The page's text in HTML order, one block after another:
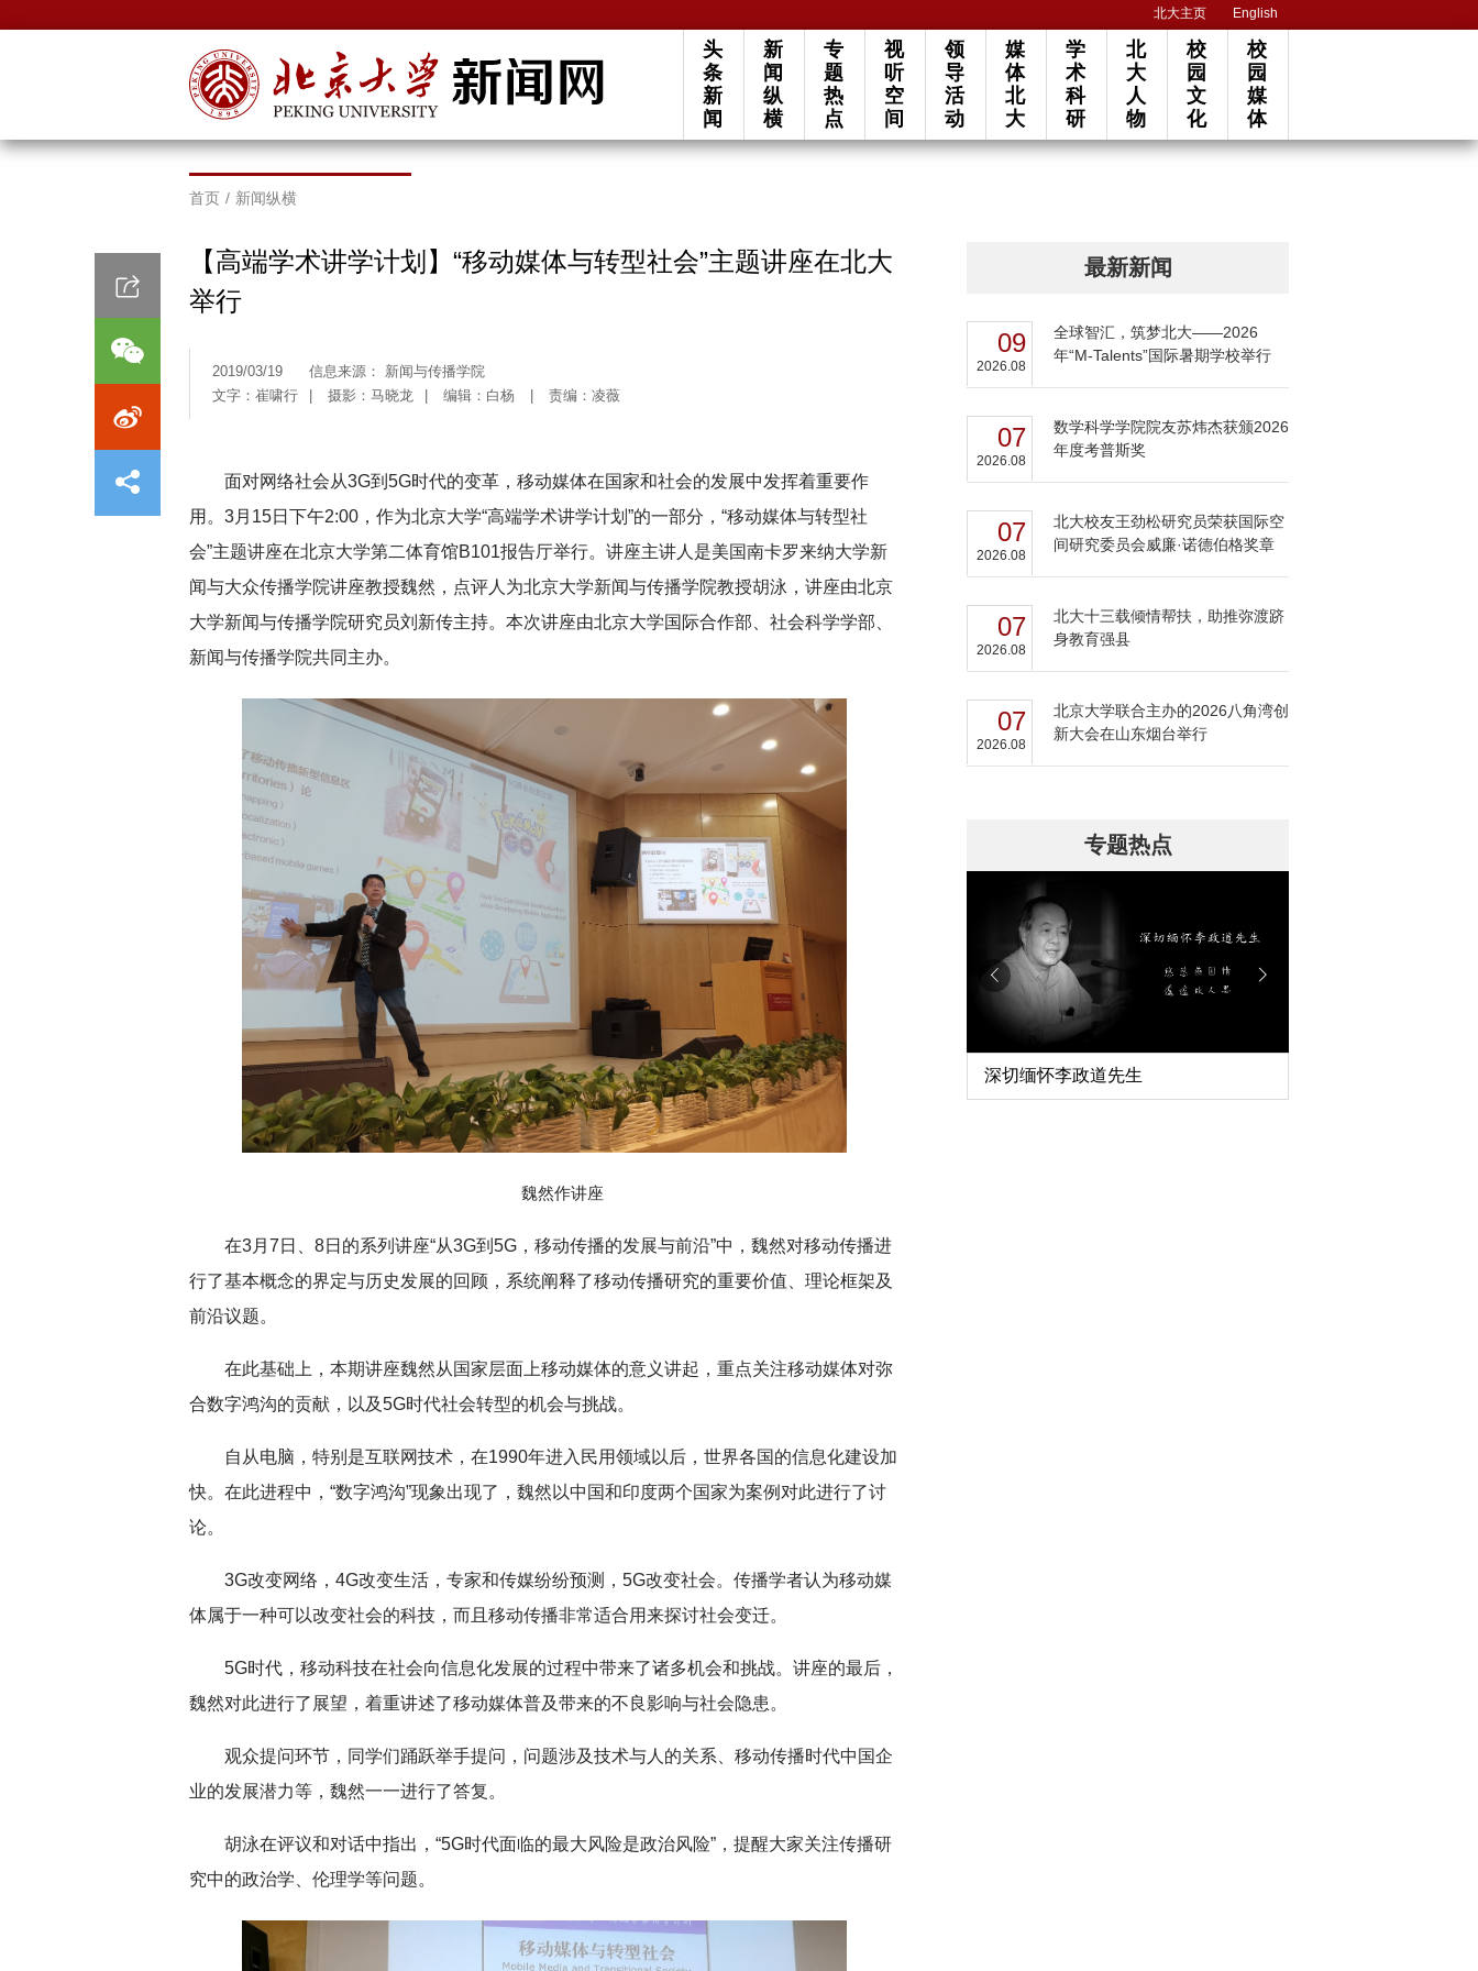
北大主页 English
头
条
新
闻
新
闻
纵
横
专
题
热
点
视
听
空
间
领
导
活
动
媒
体
北
大
学
术
科
研
北
大
人
物
校
园
文
化
校
园
媒
体
首页 / 新闻纵横
【高端学术讲学计划】“移动媒体与转型社会”主题讲座在北大
举行
2019/03/19
信息来源： 新闻与传播学院
文字：崔啸行
摄影：马晓龙 编辑：白杨 责编：凌薇
面对网络社会从3G到5G时代的变革，移动媒体在国家和社会的发展中发挥着重要作
用。3月15日下午2:00，作为北京大学“高端学术讲学计划”的一部分，“移动媒体与转型社
会”主题讲座在北京大学第二体育馆B101报告厅举行。讲座主讲人是美国南卡罗来纳大学新
闻与大众传播学院讲座教授魏然，点评人为北京大学新闻与传播学院教授胡泳，讲座由北京
大学新闻与传播学院研究员刘新传主持。本次讲座由北京大学国际合作部、社会科学学部、
新闻与传播学院共同主办。
魏然作讲座
在3月7日、8日的系列讲座“从3G到5G，移动传播的发展与前沿”中，魏然对移动传播进
行了基本概念的界定与历史发展的回顾，系统阐释了移动传播研究的重要价值、理论框架及
前沿议题。
在此基础上，本期讲座魏然从国家层面上移动媒体的意义讲起，重点关注移动媒体对弥
合数字鸿沟的贡献，以及5G时代社会转型的机会与挑战。
自从电脑，特别是互联网技术，在1990年进入民用领域以后，世界各国的信息化建设加
快。在此进程中，“数字鸿沟”现象出现了，魏然以中国和印度两个国家为案例对此进行了讨
论。
3G改变网络，4G改变生活，专家和传媒纷纷预测，5G改变社会。传播学者认为移动媒
体属于一种可以改变社会的科技，而且移动传播非常适合用来探讨社会变迁。
5G时代，移动科技在社会向信息化发展的过程中带来了诸多机会和挑战。讲座的最后，
魏然对此进行了展望，着重讲述了移动媒体普及带来的不良影响与社会隐患。
观众提问环节，同学们踊跃举手提问，问题涉及技术与人的关系、移动传播时代中国企
业的发展潜力等，魏然一一进行了答复。
胡泳在评议和对话中指出，“5G时代面临的最大风险是政治风险”，提醒大家关注传播研
究中的政治学、伦理学等问题。
最新新闻
09
2026.08
全球智汇，筑梦北大——2026
年“M-Talents”国际暑期学校举行
07
2026.08
数学科学学院院友苏炜杰获颁2026
年度考普斯奖
07
2026.08
北大校友王劲松研究员荣获国际空
间研究委员会威廉·诺德伯格奖章
07
2026.08
北大十三载倾情帮扶，助推弥渡跻
身教育强县
07
2026.08
北京大学联合主办的2026八角湾创
新大会在山东烟台举行
专题热点
扎实开展树立和践行正确政绩观学习教
育
北京大学管理质效年 深切缅怀李政道先生